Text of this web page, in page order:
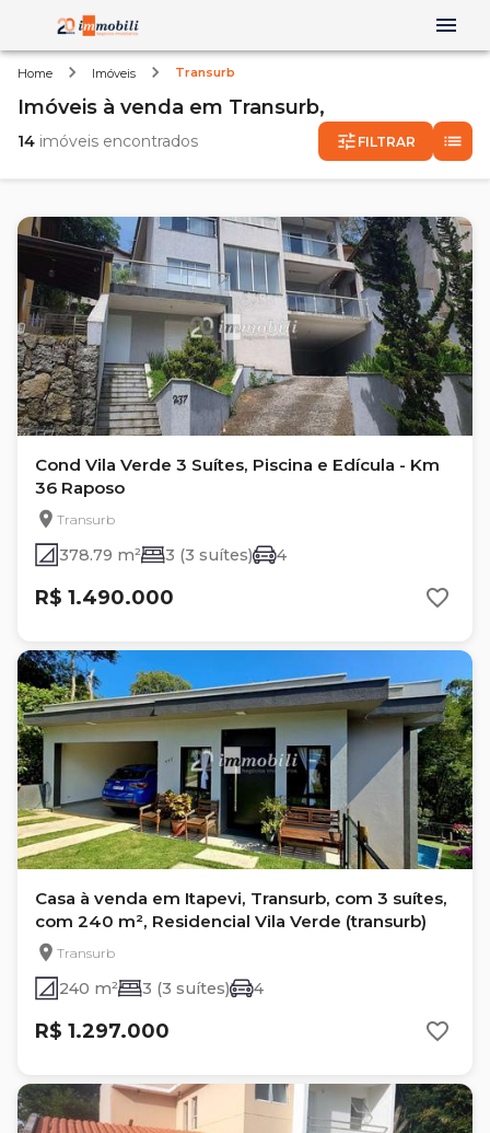
Home Imóveis Transurb
Imóveis à venda em Transurb,
14 imóveis encontrados FILTRAR
Cond Vila Verde 3 Suítes, Piscina e Edícula - Km
36 Raposo
Transurb
378.79 m² 3 (3 suítes) 4
R$ 1.490.000
Casa à venda em Itapevi, Transurb, com 3 suítes,
com 240 m², Residencial Vila Verde (transurb)
Transurb
240 m² 3 (3 suítes) 4
R$ 1.297.000